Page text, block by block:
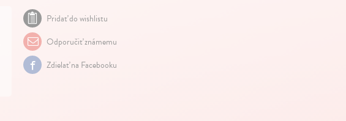
Pridať do wishlistu
Odporučiť známemu
Zdielať na Facebooku